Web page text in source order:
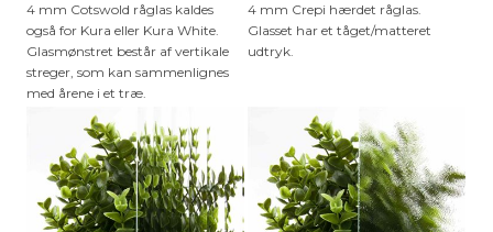
4 mm Cotswold råglas kaldes
også for Kura eller Kura White.
Glasmønstret består af vertikale
streger, som kan sammenlignes
med årene i et træ.
4 mm Crepi hærdet råglas.
Glasset har et tåget/matteret
udtryk.